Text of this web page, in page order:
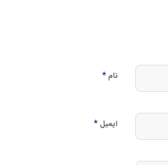
نام*
ایمیل*